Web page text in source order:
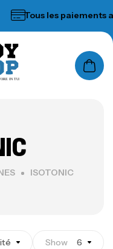
Tous les paiements
IN TUNISIA
ISOTONIC
Show 6